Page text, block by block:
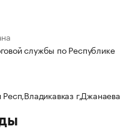
службы по Республике
г,Джанаева